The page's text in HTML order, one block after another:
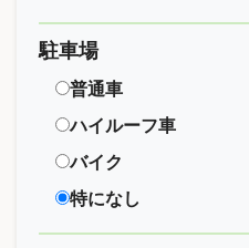
駐車場
普通車
ハイルーフ車
バイク
特になし